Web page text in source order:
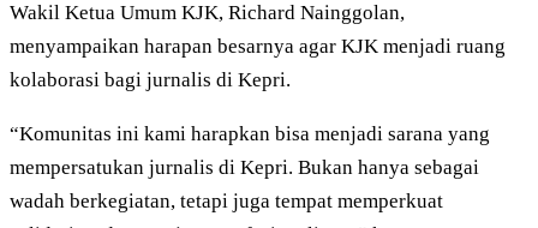
Wakil Ketua Umum KJK, Richard Nainggolan,
menyampaikan harapan besarnya agar KJK menjadi ruang
kolaborasi bagi jurnalis di Kepri.
“Komunitas ini kami harapkan bisa menjadi sarana yang
mempersatukan jurnalis di Kepri. Bukan hanya sebagai
wadah berkegiatan, tetapi juga tempat memperkuat